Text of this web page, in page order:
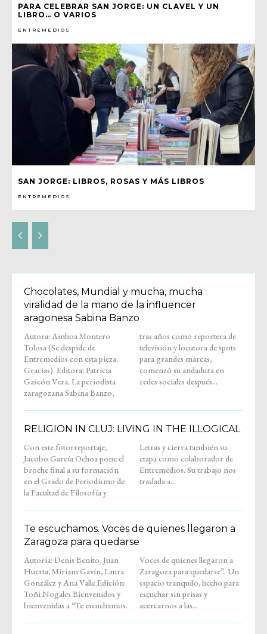
PARA CELEBRAR SAN JORGE: UN CLAVEL Y UN
LIBRO… O VARIOS
ENTREMEDIOS
SAN JORGE: LIBROS, ROSAS Y MÁS LIBROS
ENTREMEDIOS
Chocolates, Mundial y mucha, mucha
viralidad de la mano de la influencer
aragonesa Sabina Banzo
Autora: Ainhoa Montero
Tolosa (Se despide de
Entremedios con esta pieza.
Gracias). Editora: Patricia
Gascón Vera. La periodista
zaragozana Sabina Banzo,
tras años como reportera de
televisión y locutora de spots
para grandes marcas,
comenzó su andadura en
redes sociales después...
RELIGION IN CLUJ: LIVING IN THE ILLOGICAL
Con este fotorreportaje,
Jacobo García Ochoa pone el
broche final a su formación
en el Grado de Periodismo de
la Facultad de Filosofía y
Letras y cierra también su
etapa como colaborador de
Entremedios. Su trabajo nos
traslada a...
Te escuchamos. Voces de quienes llegaron a
Zaragoza para quedarse
Autoría: Denis Benito, Juan
Huerta, Miriam Gavín, Laura
González y Ana Valle Edición:
Toñi Nogales Bienvenidos y
bienvenidas a “Te escuchamos.
Voces de quienes llegaron a
Zaragoza para quedarse”. Un
espacio tranquilo, hecho para
escuchar sin prisas y
acercarnos a las...